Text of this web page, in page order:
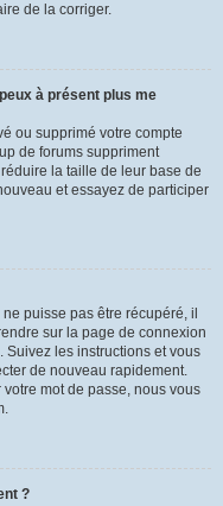
de la corriger.
à présent plus me
ou supprimé votre compte
de forums suppriment
la taille de leur base de
et essayez de participer
puisse pas être récupéré, il
sur la page de connexion
Suivez les instructions et vous
de nouveau rapidement.
mot de passe, nous vous
?